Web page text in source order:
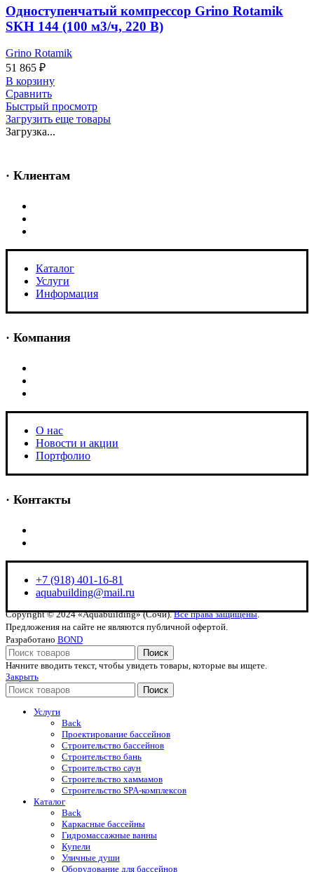
Одноступенчатый компрессор Grino Rotamik
SKH 144 (100 м3/ч, 220 В)
Grino Rotamik
51 865 ₽
В корзину
Сравнить
Быстрый просмотр
Загрузить еще товары
Загрузка...
· Клиентам
Каталог
Услуги
Информация
· Компания
O нас
Новости и акции
Портфолио
· Контакты
+7 (918) 401-16-81
aquabuilding@mail.ru
Copyright © 2024 «Aquabuilding» (Сочи).Все права защищены.
Предложения на сайте не являются публичной офертой.
Разработано BOND
Поиск
Начните вводить текст, чтобы увидеть товары, которые вы ищете.
Закрыть
Поиск
Услуги
Back
Проектирование бассейнов
Строительство бассейнов
Строительство бань
Строительство саун
Строительство хаммамов
Строительство SPA-комплексов
Каталог
Back
Каркасные бассейны
Гидромассажные ванны
Купели
Уличные души
Оборудование для бассейнов